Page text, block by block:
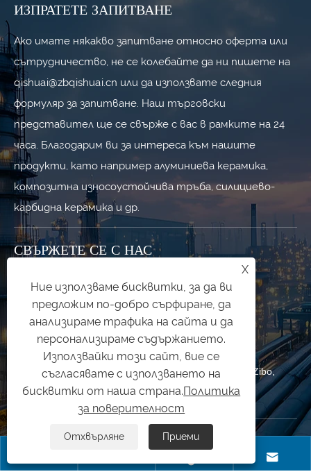
ИЗПРАТЕТЕ ЗАПИТВАНЕ
Ако имате някакво запитване относно оферта или
сътрудничество, не се колебайте да ни пишете на
qishuai@zbqishuai.cn или да използвате следния
формуляр за запитване. Наш търговски
представител ще се свърже с вас в рамките на 24
часа. Благодарим ви за интереса към нашите
продукти, като например алуминиева керамика,
композитна износоустойчива тръба, силициево-
карбидна керамика и др.
СВЪРЖЕТЕ СЕ С НАС
+86-533-7010227
+86-19853377089
qishuai@zbqishuai.cn
Индустриален парк Phoenix, област Linzi, град Zibo,
провинция Shandong, Китай
Авторско право © 2025 Shandong Qishuai Wear Resistant Equipment
Co., Ltd. Всички права запазени.Links|Sitemap|RSS| XML|

X
Ние използваме бисквитки, за да ви
предложим по-добро сърфиране, да
анализираме трафика на сайта и да
персонализираме съдържанието.
Използвайки този сайт, вие се
съгласявате с използването на
бисквитки от наша страна.Политика
за поверителност
Отхвърляне Приеми